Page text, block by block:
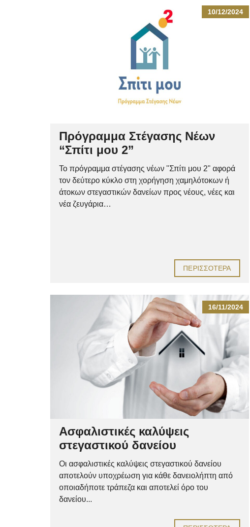
10/12/2024
Πρόγραμμα Στέγασης Νέων
“Σπίτι μου 2”
Το πρόγραμμα στέγασης νέων "Σπίτι μου 2" αφορά
τον δεύτερο κύκλο στη χορήγηση χαμηλότοκων ή
άτοκων στεγαστικών δανείων προς νέους, νέες και
νέα ζευγάρια…
ΠΕΡΙΣΣΌΤΕΡΑ
16/11/2024
Ασφαλιστικές καλύψεις
στεγαστικού δανείου
Οι ασφαλιστικές καλύψεις στεγαστικού δανείου
αποτελούν υποχρέωση για κάθε δανειολήπτη από
οποιαδήποτε τράπεζα και αποτελεί όρο του
δανείου...